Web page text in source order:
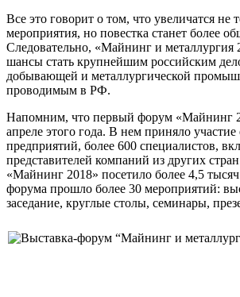
Все это говорит о том, что увеличатся не
мероприятия, но повестка станет более
Следовательно, «Майнинг и металлургия
шансы стать крупнейшим российским
добывающей и металлургической
проводимым в РФ.
Напомним, что первый форум «Майнинг
апреле этого года. В нем приняло
предприятий, более 600 специалистов,
представителей компаний из других
«Майнинг 2018» посетило более 4,5
форума прошло более 30 мероприятий:
заседание, круглые столы, семинары,